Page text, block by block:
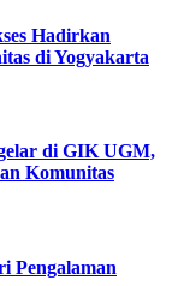
Hadirkan
di Yogyakarta
di GIK UGM,
Komunitas
Pengalaman